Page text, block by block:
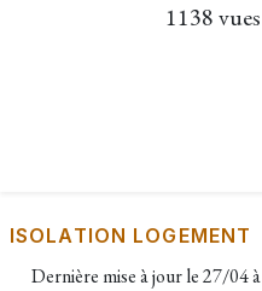
1138 vues
ISOLATION LOGEMENT
Dernière mise à jour le27/04 à